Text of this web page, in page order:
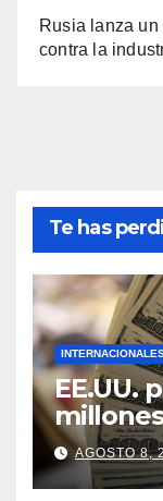
Rusia lanza
contra la
Te has
EE.UU.
de
AGOSTO 8,